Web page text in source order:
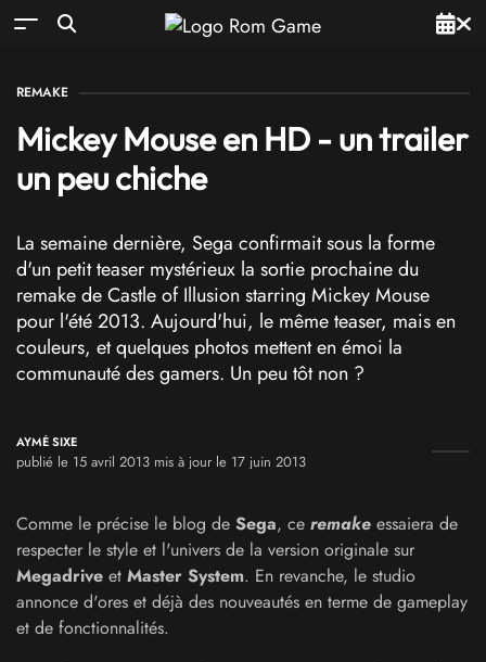
REMAKE
Mickey Mouse en HD - un trailer
un peu chiche
La semaine dernière, Sega confirmait sous la forme
d'un petit teaser mystérieux la sortie prochaine du
remake de Castle of Illusion starring Mickey Mouse
pour l'été 2013. Aujourd'hui, le même teaser, mais en
couleurs, et quelques photos mettent en émoi la
communauté des gamers. Un peu tôt non ?
AYMÉ SIXE
publié le 15 avril 2013 mis à jour le 17 juin 2013
Comme le précise le blog de Sega, ce remake essaiera de
respecter le style et l'univers de la version originale sur
Megadrive et Master System. En revanche, le studio
annonce d'ores et déjà des nouveautés en terme de gameplay
et de fonctionnalités.